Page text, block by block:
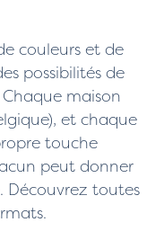
couleurs et de
possibilités de
maison
et chaque
touche
peut donner
Découvrez toutes